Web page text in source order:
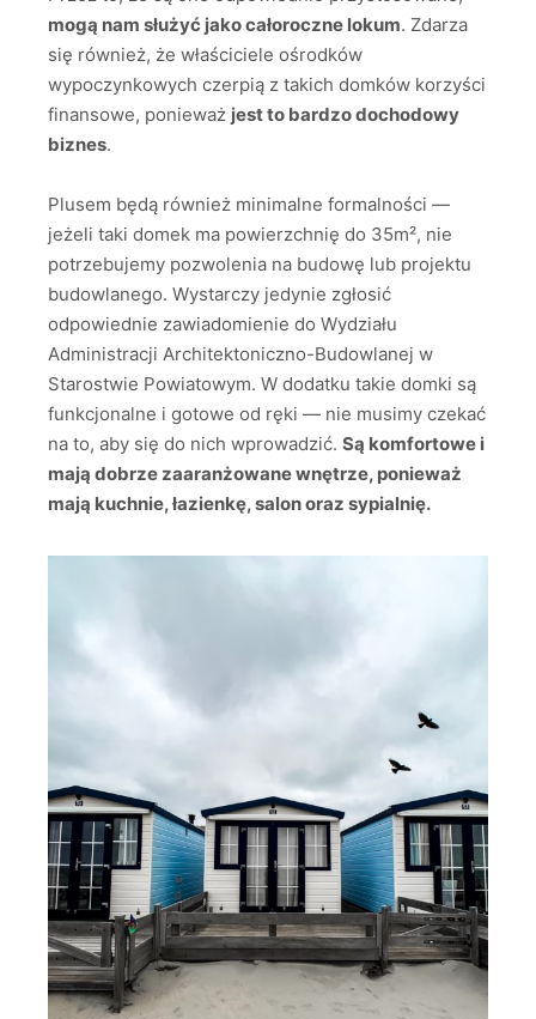
mogą nam służyć jako całoroczne lokum. Zdarza
się również, że właściciele ośrodków
wypoczynkowych czerpią z takich domków korzyści
finansowe, ponieważ jest to bardzo dochodowy
biznes.
Plusem będą również minimalne formalności —
jeżeli taki domek ma powierzchnię do 35m², nie
potrzebujemy pozwolenia na budowę lub projektu
budowlanego. Wystarczy jedynie zgłosić
odpowiednie zawiadomienie do Wydziału
Administracji Architektoniczno-Budowlanej w
Starostwie Powiatowym. W dodatku takie domki są
funkcjonalne i gotowe od ręki — nie musimy czekać
na to, aby się do nich wprowadzić. Są komfortowe i
mają dobrze zaaranżowane wnętrze, ponieważ
mają kuchnie, łazienkę, salon oraz sypialnię.